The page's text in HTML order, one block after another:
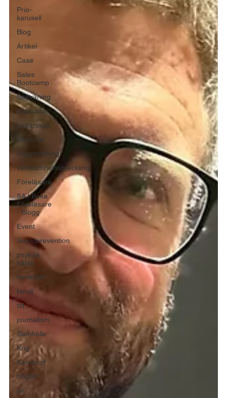
Prio-
karusell
Blog
Artikel
Case
Sales
Bootcamp
Säljträning
Säljcoach
Ledarskap
Personal
Säljutbildning
verksamhetsutveckling
Föreläsare
SAJ Boka
Föreläsare
- Blogg
Event
Suicidprevention
psykisk
hälsa
feminism
familj
tid
journalism
Samhälle
Krig
Katastrof
högtid
jul